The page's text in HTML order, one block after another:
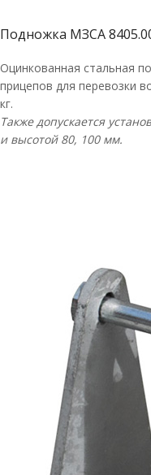
Подножка МЗСА
Оцинкованная стальная
прицепов для перевозки
кг.
Также допускается
и высотой 80, 100 мм.